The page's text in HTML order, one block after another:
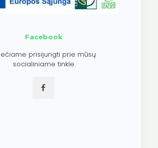
Facebook
prisijungti prie mūsų
socialiniame tinkle.